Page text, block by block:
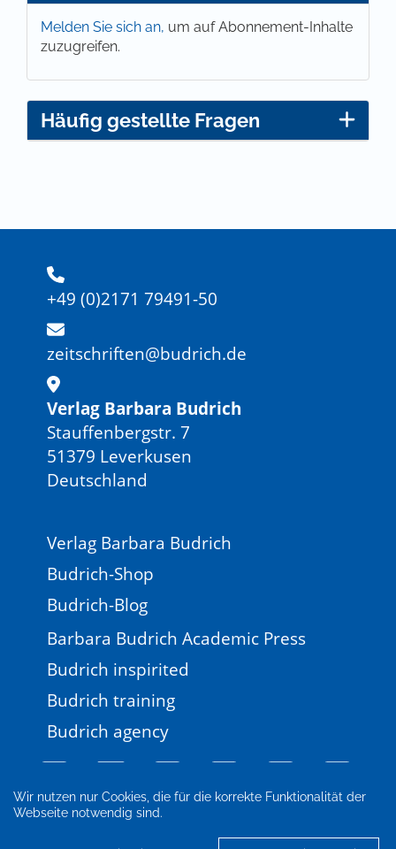
Wir nutzen nur Cookies, die für die korrekte Funktionalität der
Webseite notwendig sind.
Melden Sie sich an, um auf Abonnement-Inhalte
zuzugreifen.
Häufig gestellte Fragen
+49 (0)2171 79491-50
zeitschriften@budrich.de
Verlag Barbara Budrich
Stauffenbergstr. 7
51379 Leverkusen
Deutschland
Verlag Barbara Budrich
Budrich-Shop
Budrich-Blog
Barbara Budrich Academic Press
Budrich inspirited
Budrich training
Budrich agency
Impressum